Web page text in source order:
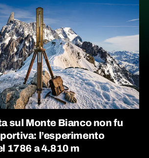
sul Monte Bianco non fu
l’esperimento
1786 a 4.810 m